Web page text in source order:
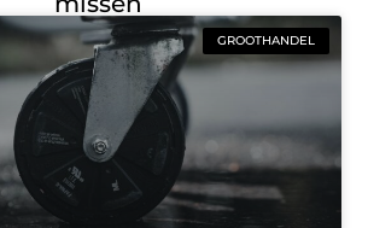
GROOTHANDEL